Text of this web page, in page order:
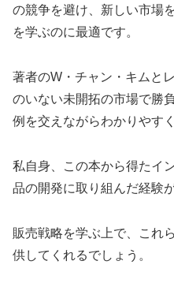
の競争を避け、新しい市場
を学ぶのに最適です。
著者のW・チャン・キムと
のいない未開拓の市場で勝
例を交えながらわかりやす
私自身、この本から得たイ
品の開発に取り組んだ経験
販売戦略を学ぶ上で、これ
供してくれるでしょう。